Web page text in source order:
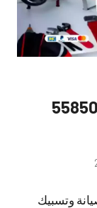
55850065
تعليقاتوتسبيك